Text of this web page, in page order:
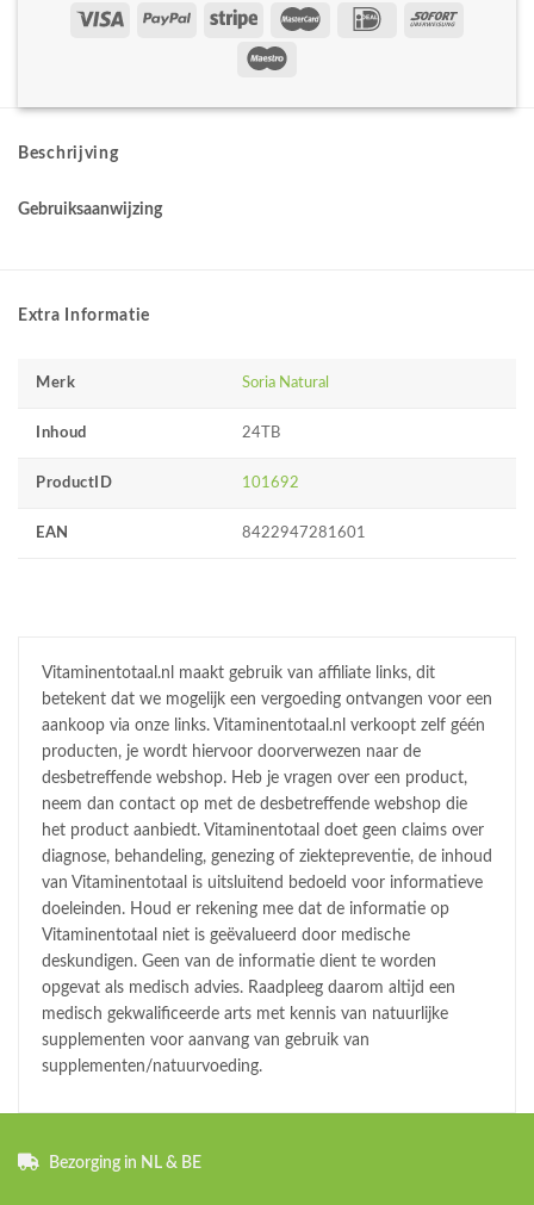
Beschrijving
Gebruiksaanwijzing
Extra Informatie
Merk Soria Natural
Inhoud 24TB
ProductID 101692
EAN 8422947281601
Vitaminentotaal.nl maakt gebruik van affiliate links, dit
betekent dat we mogelijk een vergoeding ontvangen voor een
aankoop via onze links. Vitaminentotaal.nl verkoopt zelf géén
producten, je wordt hiervoor doorverwezen naar de
desbetreffende webshop. Heb je vragen over een product,
neem dan contact op met de desbetreffende webshop die
het product aanbiedt. Vitaminentotaal doet geen claims over
diagnose, behandeling, genezing of ziektepreventie, de inhoud
van Vitaminentotaal is uitsluitend bedoeld voor informatieve
doeleinden. Houd er rekening mee dat de informatie op
Vitaminentotaal niet is geëvalueerd door medische
deskundigen. Geen van de informatie dient te worden
opgevat als medisch advies. Raadpleeg daarom altijd een
medisch gekwalificeerde arts met kennis van natuurlijke
supplementen voor aanvang van gebruik van
supplementen/natuurvoeding.
Bezorging in NL & BE